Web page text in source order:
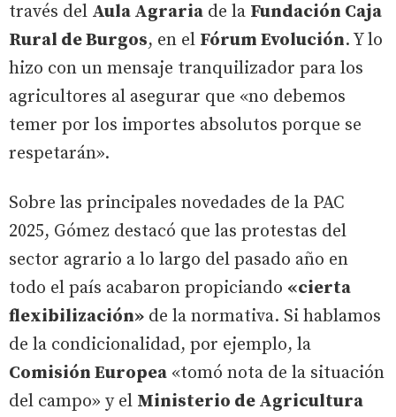
través del Aula Agraria de la Fundación Caja
Rural de Burgos, en el Fórum Evolución. Y lo
hizo con un mensaje tranquilizador para los
agricultores al asegurar que «no debemos
temer por los importes absolutos porque se
respetarán».
Sobre las principales novedades de la PAC
2025, Gómez destacó que las protestas del
sector agrario a lo largo del pasado año en
todo el país acabaron propiciando «cierta
flexibilización» de la normativa. Si hablamos
de la condicionalidad, por ejemplo, la
Comisión Europea «tomó nota de la situación
del campo» y el Ministerio de Agricultura